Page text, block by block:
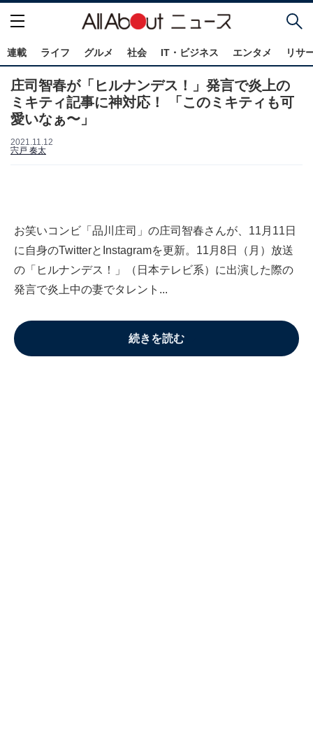
連載 ライフ グルメ 社会 IT・ビジネス エンタメ リサ
庄司智春が「ヒルナンデス！」発言で炎上の
ミキティ記事に神対応！ 「このミキティも可
愛いなぁ〜」
2021.11.12
宍戸 奏太
お笑いコンビ「品川庄司」の庄司智春さんが、11月11日
に自身のTwitterとInstagramを更新。11月8日（月）放送
の「ヒルナンデス！」（日本テレビ系）に出演した際の
発言で炎上中の妻でタレント...
続きを読む